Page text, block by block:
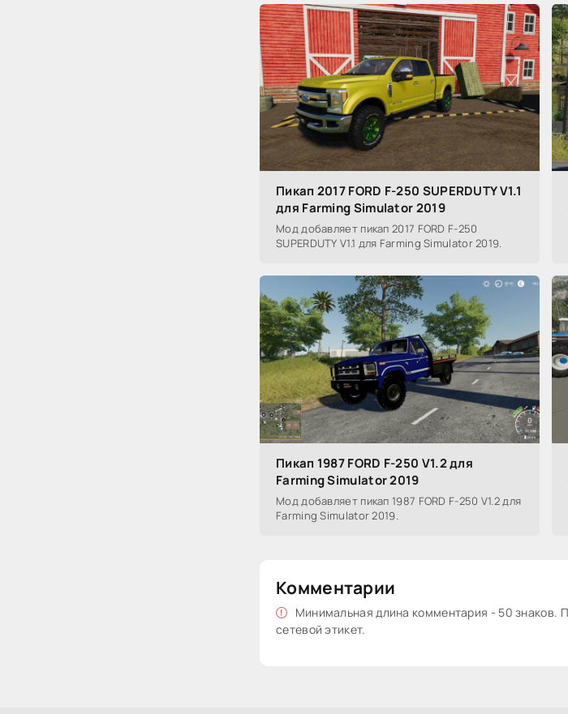
Пикап 2017 FORD F-250 SUPERDUTY V1.1
для Farming Simulator 2019
Мод добавляет пикап 2017 FORD F-250
SUPERDUTY V1.1 для Farming Simulator 2019.
Пикап 1987 FORD F-250 V1.2 для
Farming Simulator 2019
Мод добавляет пикап 1987 FORD F-250 V1.2 для
Farming Simulator 2019.
Комментарии
Минимальная длина комментария - 50 знаков.
сетевой этикет.